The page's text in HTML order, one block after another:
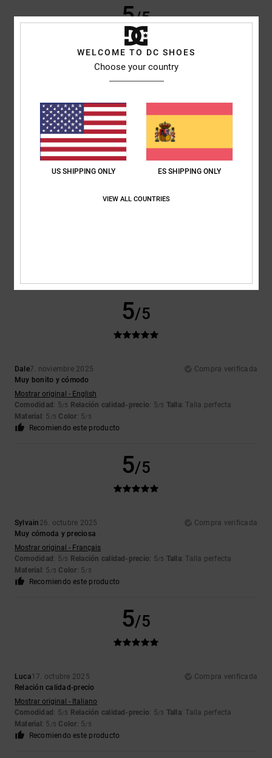
5/5
Comodidad: 5/5 Relación calidad-precio
Recomiendo este producto
5 /5
5/5
Dale7. noviembre 2025
Compra verificada
Muy bonito y cómodo
Mostrar original - English
Comodidad : 5/5 Relación calidad-precio: 5/5 Talla: Talla perfecta
Material : 5 /5 Color: 5/5
Recomiendo este producto
5/5
Sylvain 26. octubre 2025
Compra verificada
Muy cómoda y preciosa
Mostrar original - Français
Comodidad : 5/5 Relación calidad-precio: 5/5 Talla: Talla perfecta
Material : 5 /5 Color: 5/5
Recomiendo este producto
5/5
Luca17. octubre 2025
Compra verificada
Relación calidad-precio
Mostrar original - Italiano
Comodidad : 5/5 Relación calidad-precio: 5/5 Talla: Talla perfecta
Material : 5 /5 Color: 5/5
Recomiendo este producto
WELCOME TO DC SHOES
Choose your country
US SHIPPING ONLY ES SHIPPING ONLY
VIEW ALL COUNTRIES